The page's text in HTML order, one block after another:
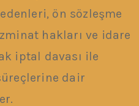
ön sözleşme
hakları ve idare
iptal davası ile
dair